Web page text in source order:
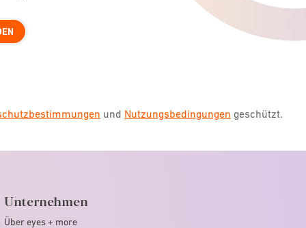
und Nutzungsbedingungen geschützt.
Unternehmen
Über eyes + more